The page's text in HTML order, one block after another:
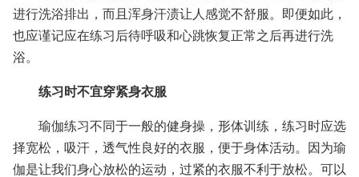
进行洗浴排出，而且浑身汗渍让人感觉不舒服。即便如此，
也应谨记应在练习后待呼吸和心跳恢复正常之后再进行洗
浴。
练习时不宜穿紧身衣服
瑜伽练习不同于一般的健身操，形体训练，练习时应选
择宽松，吸汗，透气性良好的衣服，便于身体活动。因为瑜
伽是让我们身心放松的运动，过紧的衣服不利于放松。可以